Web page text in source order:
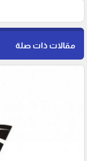
مقالات ذات صلة